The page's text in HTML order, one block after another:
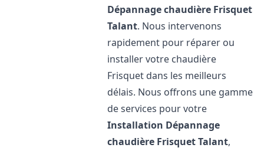
Dépannage chaudière Frisquet
Talant. Nous intervenons
rapidement pour réparer ou
installer votre chaudière
Frisquet dans les meilleurs
délais. Nous offrons une gamme
de services pour votre
Installation Dépannage
chaudière FrisquetTalant,